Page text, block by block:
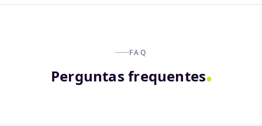
FAQ
Perguntas frequentes